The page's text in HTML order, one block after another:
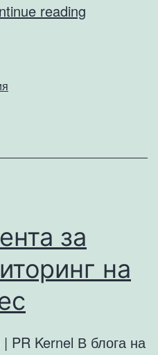
reading
за
на
PR Kernel В блога на